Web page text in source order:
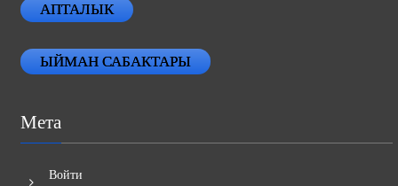
АПТАЛЫК
ЫЙМАН САБАКТАРЫ
Мета
Войти